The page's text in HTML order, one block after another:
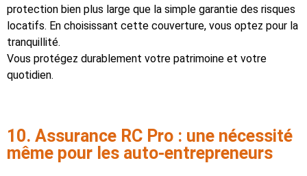
protection bien plus large que la simple garantie des risques
locatifs. En choisissant cette couverture, vous optez pour la
tranquillité.
Vous protégez durablement votre patrimoine et votre
quotidien.
10. Assurance RC Pro : une nécessité
même pour les auto-entrepreneurs